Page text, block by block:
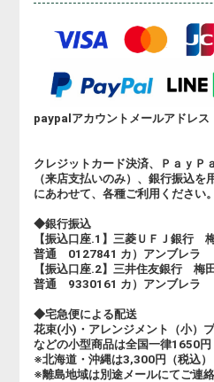
paypalアカウントメールアドレ
クレジットカード決済、ＰａｙＰ
（来店支払いのみ）、銀行振込
にあわせて、各種ご利用ください。
◆銀行振込
【振込口座.1】三菱ＵＦＪ銀行
普通 0127841 カ）アンブレラ
【振込口座.2】三井住友銀行 梅
普通 9330161 カ）アンブレラ
◆宅急便による配送
花束(小)・アレンジメント（小）
などの小型商品は全国一律1650円
※北海道・沖縄は3,300円（税込）
※離島地域は別途メールにてご連絡